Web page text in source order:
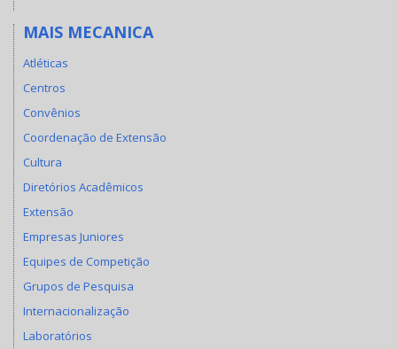
MAIS MECANICA
Atléticas
Centros
Convênios
Coordenação de Extensão
Cultura
Diretórios Acadêmicos
Extensão
Empresas Juniores
Equipes de Competição
Grupos de Pesquisa
Internacionalização
Laboratórios